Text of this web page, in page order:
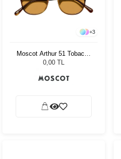
+3
Moscot Arthur 51 Tobacco
Cr-39 Green
0,00 TL